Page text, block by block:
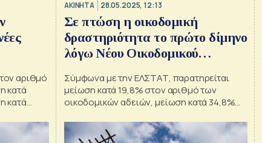
αριθμό
κατά
κατά
ΑΚΙΝΗΤΑ 28.05.2025, 12:13
Σε πτώση η οικοδομική
δραστηριότητα το πρώτο δίμηνο
λόγω Νέου Οικοδομικού
Σύμφωνα με την ΕΛΣΤΑΤ, παρατηρείται
μείωση κατά 19,8% στον αριθμό των
οικοδομικών αδειών, μείωση κατά 34,8%
στον όγκο